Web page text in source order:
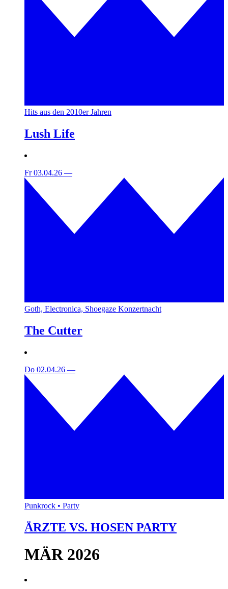
Hits aus den 2010er Jahren
Lush Life
Fr 03.04.26 —
Goth, Electronica, Shoegaze Konzertnacht
The Cutter
Do 02.04.26 —
Punkrock • Party
ÄRZTE VS. HOSEN PARTY
MÄR 2026